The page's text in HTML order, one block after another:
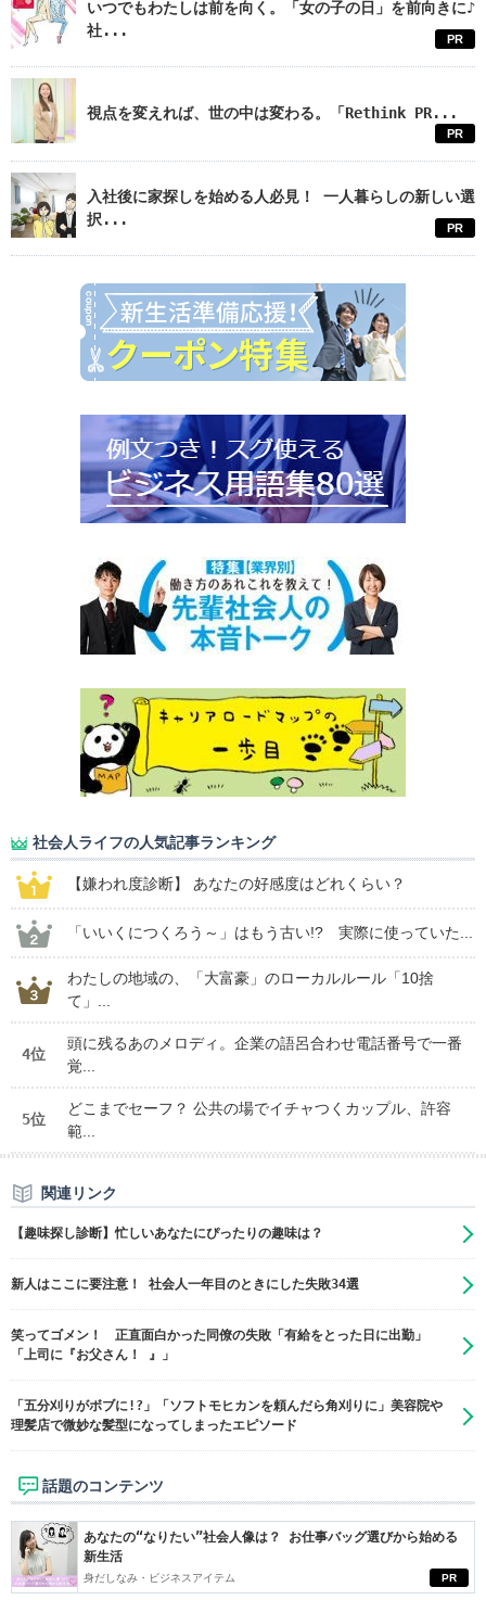
いつでもわたしは前を向く。「女の子の日」を前向きに♪
社...
PR
視点を変えれば、世の中は変わる。「Rethink PR...
PR
入社後に家探しを始める人必見！ 一人暮らしの新しい選
択...
PR
社会人ライフの人気記事ランキング
【嫌われ度診断】 あなたの好感度はどれくらい？
「いいくにつくろう～」はもう古い!? 実際に使っていた...
わたしの地域の、「大富豪」のローカルルール「10捨
て」...
4位
頭に残るあのメロディ。企業の語呂合わせ電話番号で一番
覚...
5位
どこまでセーフ？ 公共の場でイチャつくカップル、許容
範...
関連リンク
【趣味探し診断】忙しいあなたにぴったりの趣味は？
新人はここに要注意！ 社会人一年目のときにした失敗34選
笑ってゴメン！ 正直面白かった同僚の失敗「有給をとった日に出勤」
「上司に『お父さん！ 』」
「五分刈りがボブに!?」「ソフトモヒカンを頼んだら角刈りに」美容院や
理髪店で微妙な髪型になってしまったエピソード
話題のコンテンツ
PR
あなたの“なりたい”社会人像は？ お仕事バッグ選びから始める
新生活
身だしなみ・ビジネスアイテム